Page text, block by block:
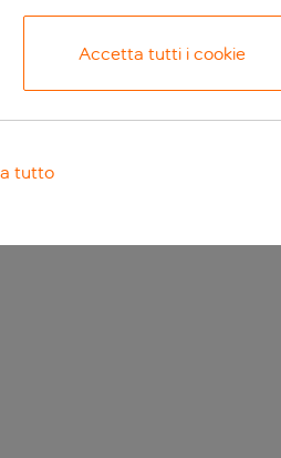
Accetta tutti i cookie
tutto